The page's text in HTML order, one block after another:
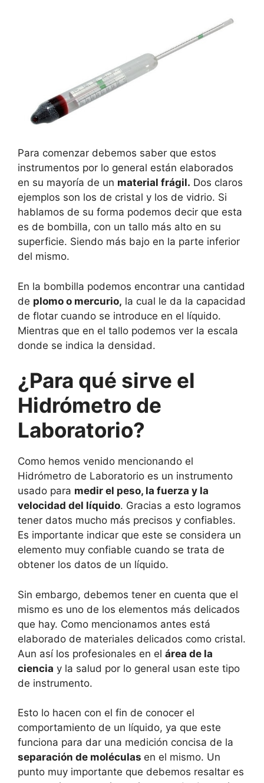
Para comenzar debemos saber que estos
instrumentos por lo general están elaborados
en su mayoría de un material frágil. Dos claros
ejemplos son los de cristal y los de vidrio. Si
hablamos de su forma podemos decir que esta
es de bombilla, con un tallo más alto en su
superficie. Siendo más bajo en la parte inferior
del mismo.
En la bombilla podemos encontrar una cantidad
de plomo o mercurio, la cual le da la capacidad
de flotar cuando se introduce en el líquido.
Mientras que en el tallo podemos ver la escala
donde se indica la densidad.
¿Para qué sirve el
Hidrómetro de
Laboratorio?
Como hemos venido mencionando el
Hidrómetro de Laboratorio es un instrumento
usado para medir el peso, la fuerza y la
velocidad del líquido. Gracias a esto logramos
tener datos mucho más precisos y confiables.
Es importante indicar que este se considera un
elemento muy confiable cuando se trata de
obtener los datos de un líquido.
Sin embargo, debemos tener en cuenta que el
mismo es uno de los elementos más delicados
que hay. Como mencionamos antes está
elaborado de materiales delicados como cristal.
Aun así los profesionales en el área de la
ciencia y la salud por lo general usan este tipo
de instrumento.
Esto lo hacen con el fin de conocer el
comportamiento de un líquido, ya que este
funciona para dar una medición concisa de la
separación de moléculas en el mismo. Un
punto muy importante que debemos resaltar es